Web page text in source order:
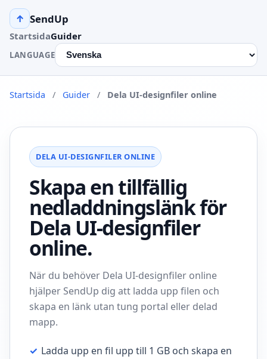
↑ SendUp
StartsidaGuider
LANGUAGE
Startsida / Guider / Dela UI-designfiler online
DELA UI-DESIGNFILER ONLINE
Skapa en tillfällig
nedladdningslänk för
Dela UI-designfiler
online.
När du behöver Dela UI-designfiler online
hjälper SendUp dig att ladda upp filen och
skapa en länk utan tung portal eller delad
mapp.
✓ Ladda upp en fil upp till 1 GB och skapa en